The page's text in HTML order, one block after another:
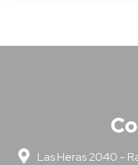
Las Heras 2040 -